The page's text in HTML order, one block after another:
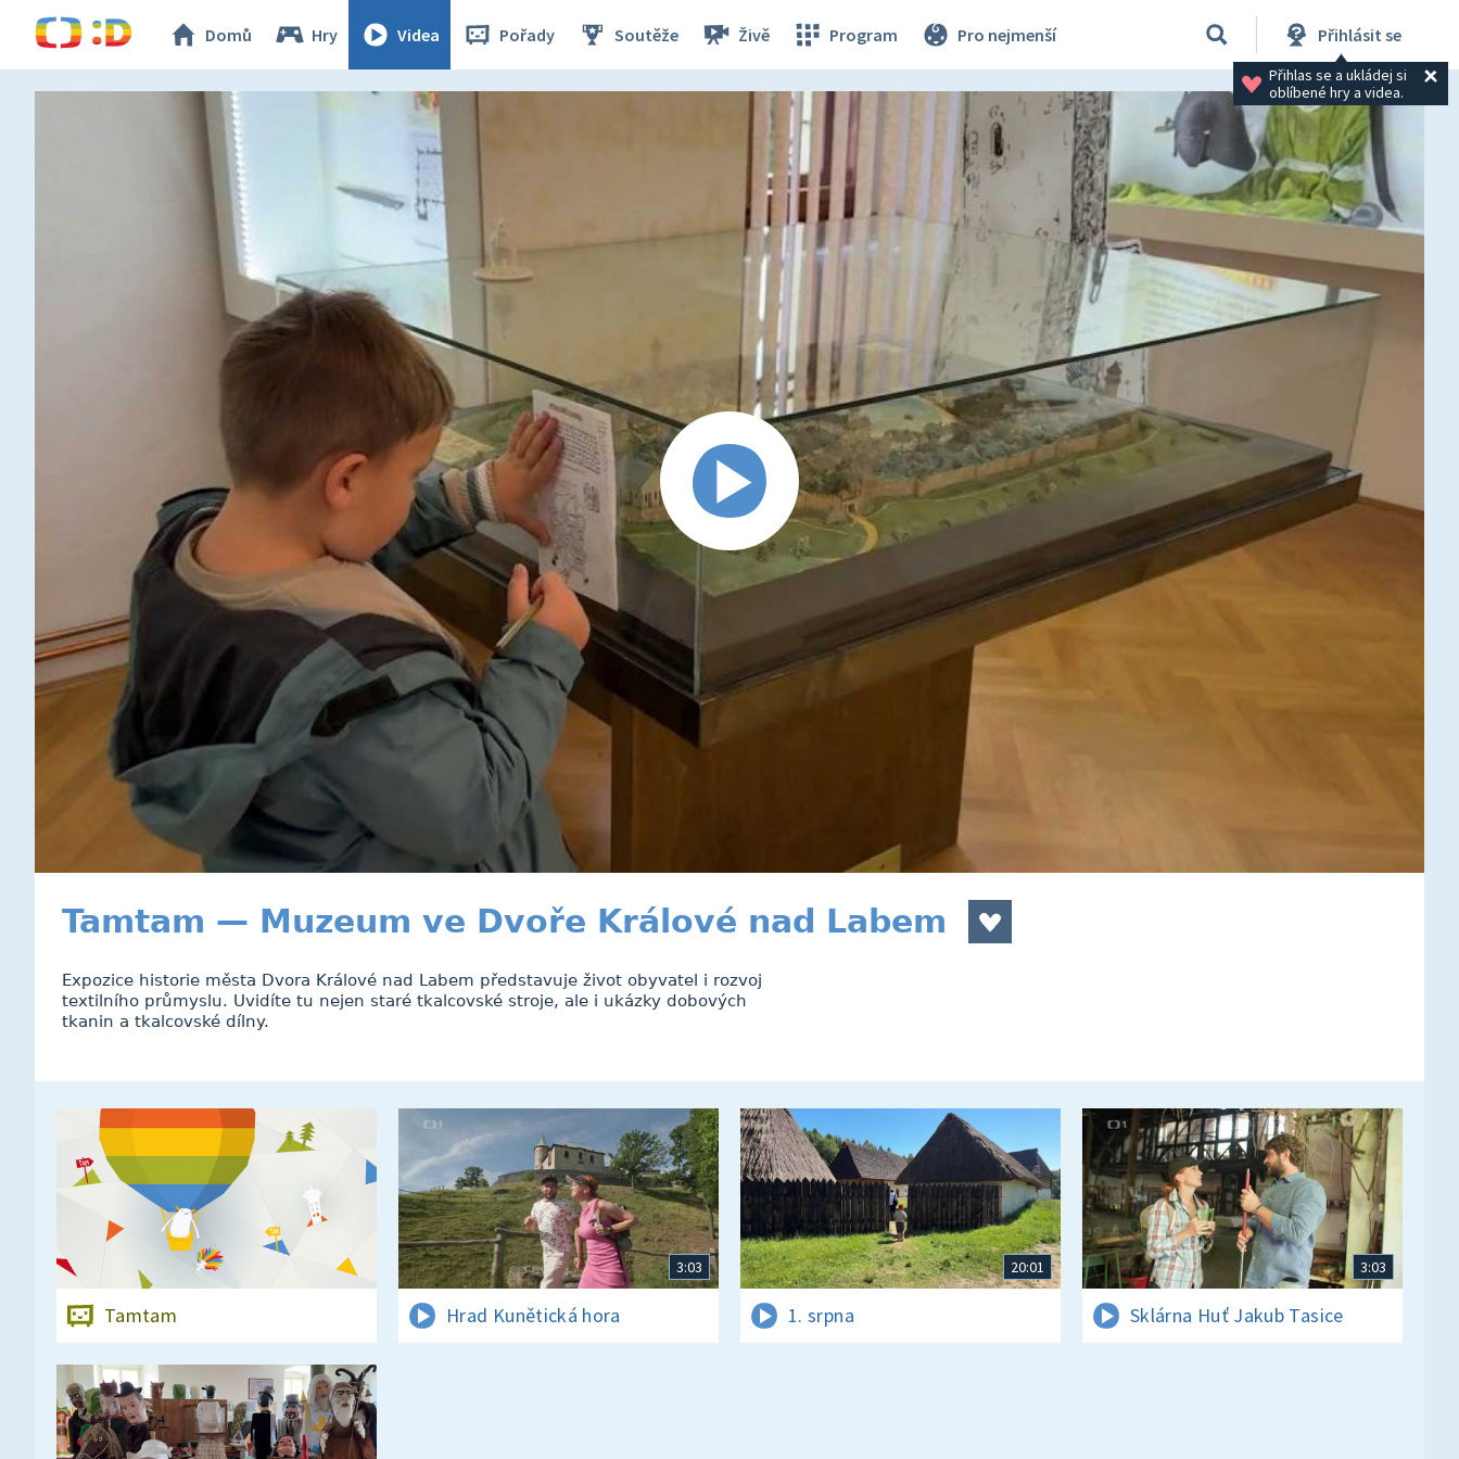
Domů Hry Videa Pořady Soutěže Živě Program Pro nejmenší Přihlásit se
Přihlas se a ukládej si
oblíbené hry a videa.
Tamtam — Muzeum ve Dvoře Králové nad Labem
Expozice historie města Dvora Králové nad Labem představuje život obyvatel i rozvoj
textilního průmyslu. Uvidíte tu nejen staré tkalcovské stroje, ale i ukázky dobových
tkanin a tkalcovské dílny.
Tamtam
3:03
Hrad Kunětická hora
20:01
1. srpna
3:03
Sklárna Huť Jakub Tasice